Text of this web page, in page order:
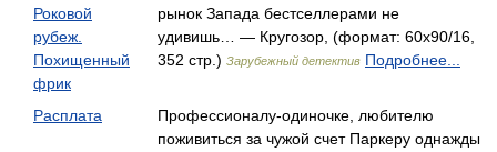
Роковой
рубеж.
Похищенный
фрик
рынок Запада бестселлерами не
удивишь… — Кругозор, (формат: 60x90/16,
352 стр.) Зарубежный детектив Подробнее...
Расплата
Профессионалу-одиночке, любителю
поживиться за чужой счет Паркеру однажды